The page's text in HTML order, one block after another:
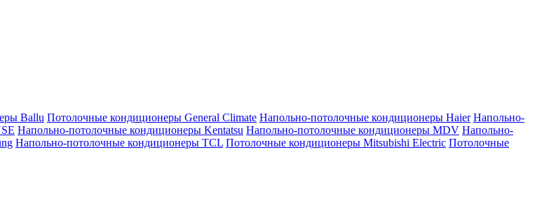
Ballu Потолочные кондиционеры General Climate Напольно-потолочные кондиционеры Haier Напольно-
Напольно-потолочные кондиционеры Kentatsu Напольно-потолочные кондиционеры MDV Напольно-
Напольно-потолочные кондиционеры TCL Потолочные кондиционеры Mitsubishi Electric Потолочные